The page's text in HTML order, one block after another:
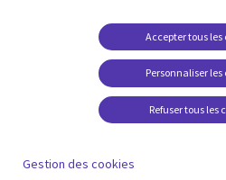
Personnaliser les
Accepter tous les
Refuser tous les
Gestion des cookies